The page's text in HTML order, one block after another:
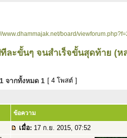
www.dhammajak.net/board/
ละขั้นๆ จนสำเร็จขั้นสุดท้าย (ห
1 จากทั้งหมด 1 [ 4 โพสต์ ]
ข้อความ
เมื่อ: 17 ก.ย. 2015, 07:52